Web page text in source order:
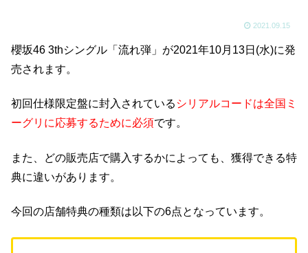
2021.09.15
櫻坂46 3thシングル「流れ弾」が2021年10月13日(水)に発
売されます。
初回仕様限定盤に封入されている シリアルコードは全国ミ
ーグリに応募するために必須です。
また、どの販売店で購入するかによっても、獲得できる特
典に違いがあります。
今回の店舗特典の種類は以下の6点となっています。